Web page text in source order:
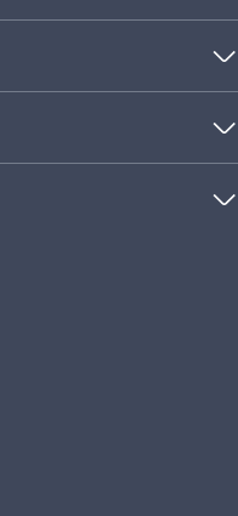
seta_baixo
seta_baixo
seta_baixo